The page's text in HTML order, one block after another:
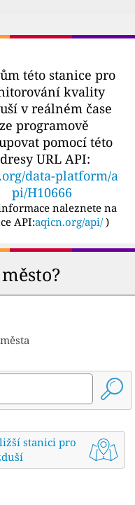
této stanice pro
kvality
v reálném čase
programově
pomocí této
URL API:
data-platform/a
pi/H10666
naleznete na
API:aqicn.org/api/ )
stanici pro